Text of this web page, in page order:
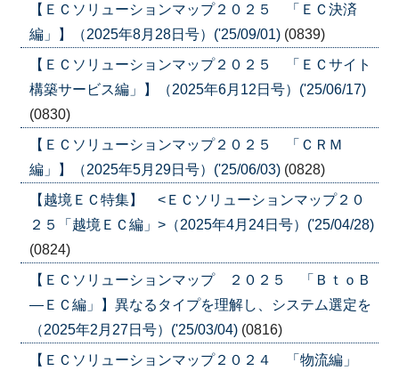
【ＥＣソリューションマップ２０２５ 「ＥＣ決済
編」】（2025年8月28日号）('25/09/01) (0839)
【ＥＣソリューションマップ２０２５ 「ＥＣサイト
構築サービス編」】（2025年6月12日号）('25/06/17)
(0830)
【ＥＣソリューションマップ２０２５ 「ＣＲＭ
編」】（2025年5月29日号）('25/06/03) (0828)
【越境ＥＣ特集】 <ＥＣソリューションマップ２０
２５「越境ＥＣ編」>（2025年4月24日号）('25/04/28)
(0824)
【ＥＣソリューションマップ ２０２５ 「ＢｔｏＢ
―ＥＣ編」】異なるタイプを理解し、システム選定を
（2025年2月27日号）('25/03/04) (0816)
【ＥＣソリューションマップ２０２４ 「物流編」